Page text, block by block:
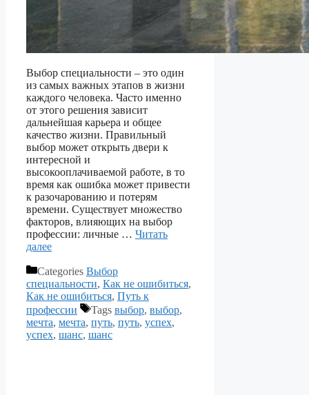
Выбор специальности – это один
из самых важных этапов в жизни
каждого человека. Часто именно
от этого решения зависит
дальнейшая карьера и общее
качество жизни. Правильный
выбор может открыть двери к
интересной и
высокооплачиваемой работе, в то
время как ошибка может привести
к разочарованию и потерям
времени. Существует множество
факторов, влияющих на выбор
профессии: личные … Читать
далее
Categories Выбор
специальности, Как не ошибиться,
Как не ошибиться, Путь к
профессии
Tags выбор, выбор,
мечта, мечта, путь, путь, успех,
успех, шанс, шанс